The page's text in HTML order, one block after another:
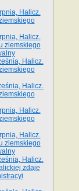
Halicz.
Halicz.
ziemskiego
Halicz.
Halicz.
Halicz.
Halicz.
ziemskiego
Halicz.
zdaje